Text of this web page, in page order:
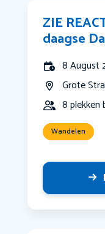
ZIE
daagse
8 August
Grote
8 plekken
Wandelen